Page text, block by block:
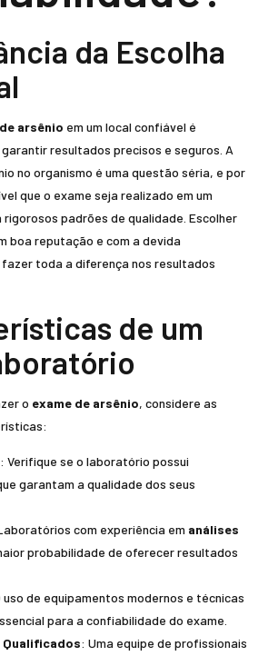
da Escolha
arsênio em um local confiável é
resultados precisos e seguros. A
no organismo é uma questão séria, e por
que o exame seja realizado em um
padrões de qualidade. Escolher
boa reputação e com a devida
toda a diferença nos resultados
de um
o exame de arsênio, considere as
: Verifique se o laboratório possui
garantam a qualidade dos seus
com experiência em análises
probabilidade de oferecer resultados
uso de equipamentos modernos e técnicas
para a confiabilidade do exame.
: Uma equipe de profissionais